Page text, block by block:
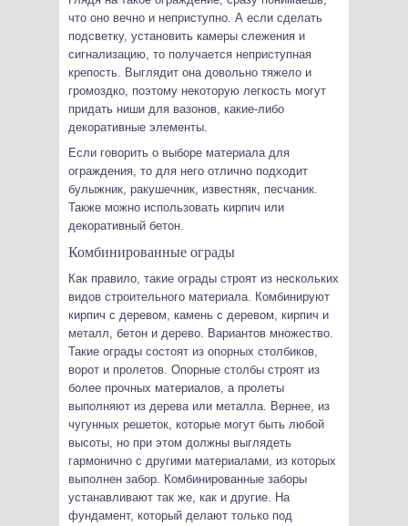
что оно вечно и неприступно. А если сделать
подсветку, установить камеры слежения и
сигнализацию, то получается неприступная
крепость. Выглядит она довольно тяжело и
громоздко, поэтому некоторую легкость могут
придать ниши для вазонов, какие-либо
декоративные элементы.
Если говорить о выборе материала для
ограждения, то для него отлично подходит
булыжник, ракушечник, известняк, песчаник.
Также можно использовать кирпич или
декоративный бетон.
Комбинированные ограды
Как правило, такие ограды строят из нескольких
видов строительного материала. Комбинируют
кирпич с деревом, камень с деревом, кирпич и
металл, бетон и дерево. Вариантов множество.
Такие ограды состоят из опорных столбиков,
ворот и пролетов. Опорные столбы строят из
более прочных материалов, а пролеты
выполняют из дерева или металла. Вернее, из
чугунных решеток, которые могут быть любой
высоты, но при этом должны выглядеть
гармонично с другими материалами, из которых
выполнен забор. Комбинированные заборы
устанавливают так же, как и другие. На
фундамент, который делают только под